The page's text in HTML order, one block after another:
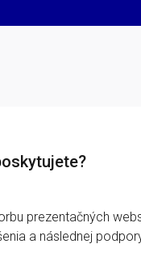
prezentačných
a následnej